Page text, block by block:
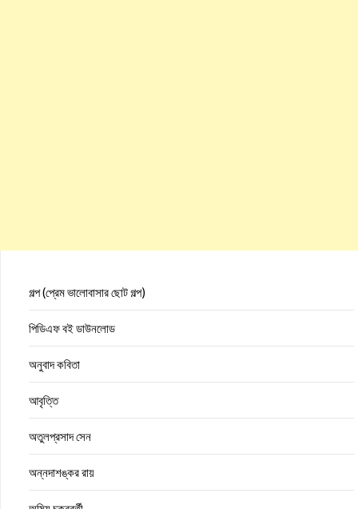
গল্প (প্রেম ভালোবাসার ছোট গল্প)
পিডিএফ বই ডাউনলোড
অনুবাদ কবিতা
আবৃত্তি
অতুলপ্রসাদ সেন
অন্নদাশঙ্কর রায়